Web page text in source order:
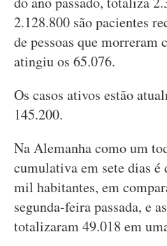
2.128.800 são pacientes
de pessoas que morreram
atingiu os 65.076.
Os casos ativos estão
145.200.
Na Alemanha como um
cumulativa em sete dias é
mil habitantes, em
segunda-feira passada, e
totalizaram 49.018 em